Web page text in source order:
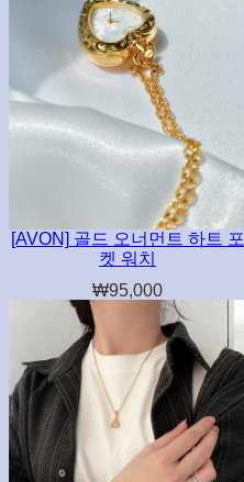
[AVON] 골드 오너먼트 하트 포
켓 워치
₩95,000